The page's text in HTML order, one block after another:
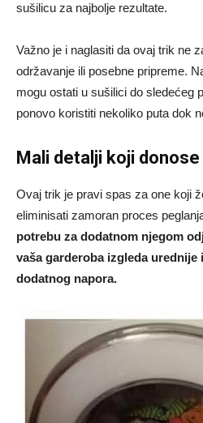
sušilicu za najbolje rezultate.
Važno je i naglasiti da ovaj trik ne
održavanje ili posebne pripreme.
mogu ostati u sušilici do sledećeg
ponovo koristiti nekoliko puta dok
Mali detalji koji
Ovaj trik je pravi spas za one koji
eliminisati zamoran proces
potrebu za dodatnom njegom
vaša garderoba izgleda urednije
dodatnog napora.